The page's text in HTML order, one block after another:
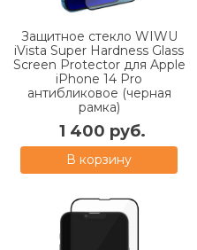
Защитное стекло WIWU
iVista Super Hardness Glass
Screen Protector для Apple
iPhone 14 Pro
антибликовое (черная
рамка)
1 400 руб.
В корзину